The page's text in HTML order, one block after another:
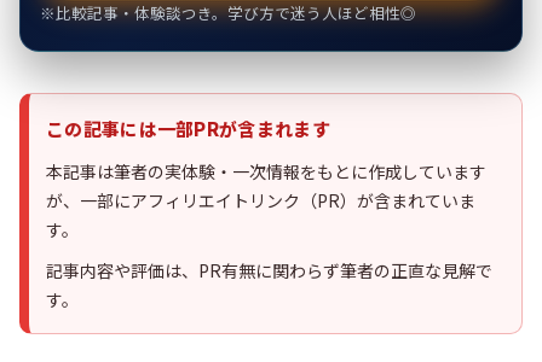
※比較記事・体験談つき。学び方で迷う人ほど相性◎
この記事には一部PRが含まれます
本記事は筆者の実体験・一次情報をもとに作成しています
が、一部にアフィリエイトリンク（PR）が含まれていま
す。
記事内容や評価は、PR有無に関わらず筆者の正直な見解で
す。